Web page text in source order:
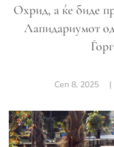
Охрид, а ќе биде
Лапидариумот
Сеп 8, 2025